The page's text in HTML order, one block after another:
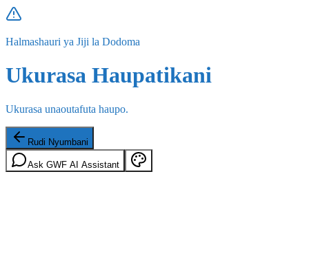
Halmashauri ya Jiji la Dodoma
Ukurasa Haupatikani
Ukurasa unaoutafuta haupo.
Rudi Nyumbani
Ask GWF AI Assistant